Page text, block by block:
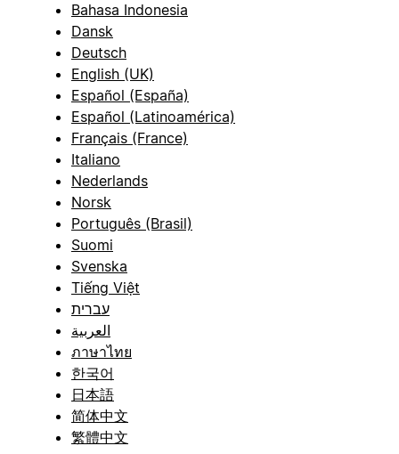
Bahasa Indonesia
Dansk
Deutsch
English (UK)
Español (España)
Español (Latinoamérica)
Français (France)
Italiano
Nederlands
Norsk
Português (Brasil)
Suomi
Svenska
Tiếng Việt
עברית
العربية
ภาษาไทย
한국어
日本語
简体中文
繁體中文